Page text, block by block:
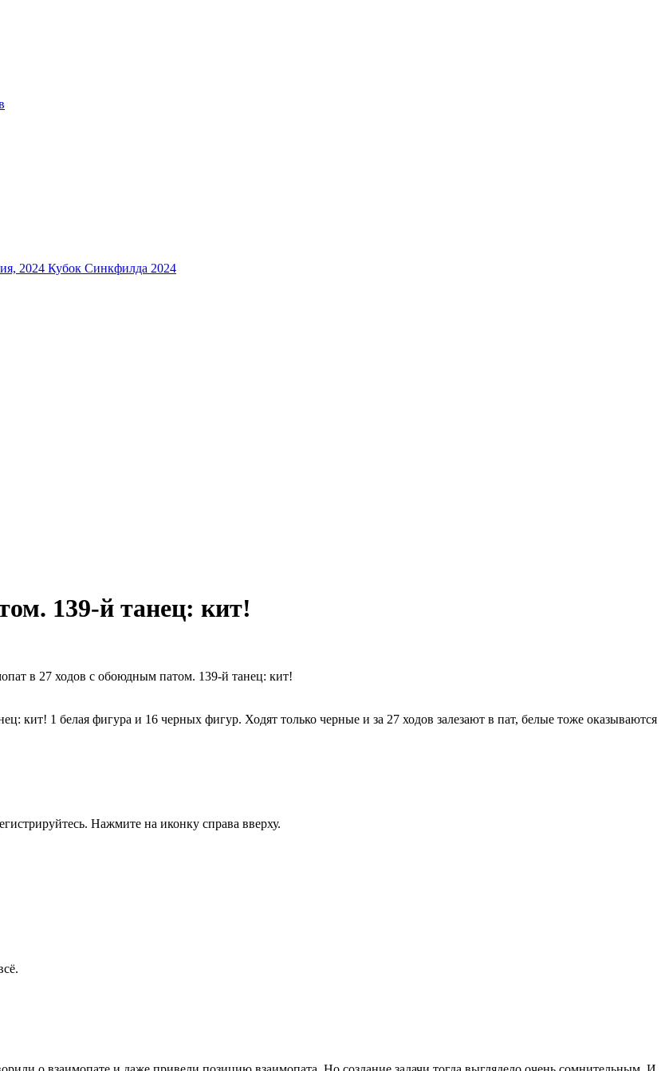
2024 Кубок Синкфилда 2024
139-й танец: кит!
кит! 1 белая фигура и 16 черных фигур. Ходят только черные и за 27 ходов залезают в пат, белые тоже оказываются
Нажмите на иконку справа вверху.